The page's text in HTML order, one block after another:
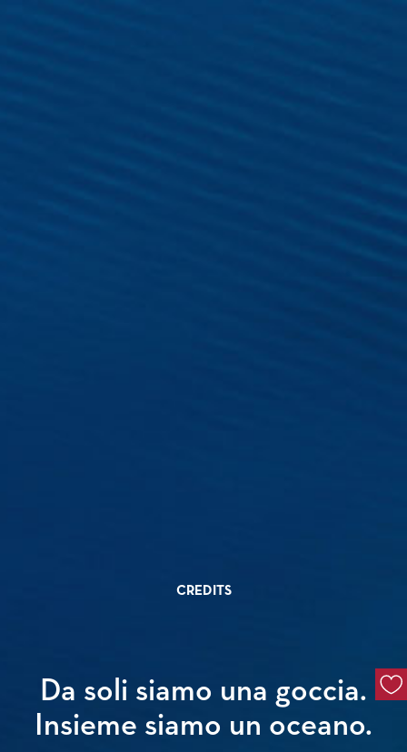
CREDITS
Da soli siamo una goccia.
Insieme siamo un oceano.